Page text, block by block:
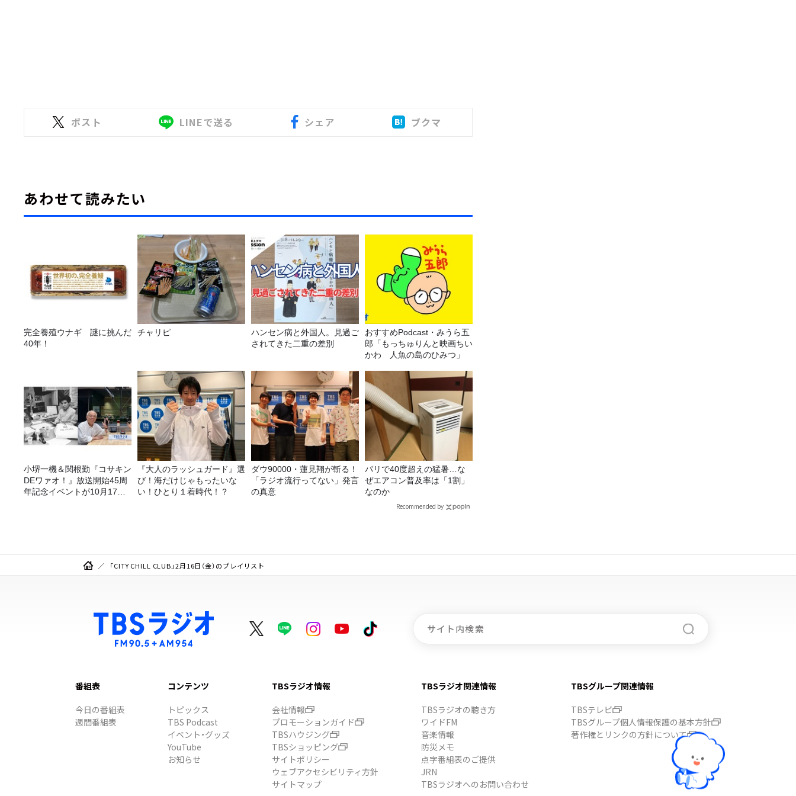
ポスト LINEで送る シェア ブクマ
あわせて読みたい
完全養殖ウナギ 謎に挑んだ
40年！
チャリピ
ハンセン病と外国人。見過ご
されてきた二重の差別
おすすめPodcast・みうら五
郎「もっちゅりんと映画ちい
かわ 人魚の島のひみつ」
小堺一機＆関根勤『コサキン
DEワァオ！』放送開始45周
年記念イベントが10月17日
『大人のラッシュガード』選
び！海だけじゃもったいな
い！ひとり１着時代！？
ダウ90000・蓮見翔が斬る！
「ラジオ流行ってない」発言
の真意
パリで40度超えの猛暑…な
ぜエアコン普及率は「1割」
なのか
Recommended by
「CITY CHILL CLUB」2月16日（金）のプレイリスト
番組表
今日の番組表
週間番組表
コンテンツ
トピックス
TBS Podcast
イベント・グッズ
YouTube
お知らせ
TBSラジオ情報
会社情報
プロモーションガイド
TBSハウジング
TBSショッピング
サイトポリシー
ウェブアクセシビリティ方針
サイトマップ
TBSラジオ関連情報
TBSラジオの聴き方
ワイドFM
音楽情報
防災メモ
点字番組表のご提供
JRN
TBSラジオへのお問い合わせ
TBSグループ関連情報
TBSテレビ
TBSグループ個人情報保護の基本方針
著作権とリンクの方針について